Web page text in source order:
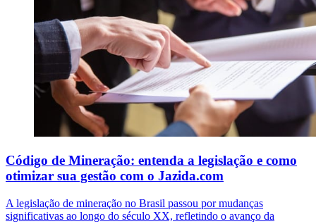
Código de Mineração: entenda a legislação e como
otimizar sua gestão com o Jazida.com
A legislação de mineração no Brasil passou por mudanças
significativas ao longo do século XX, refletindo o avanço da